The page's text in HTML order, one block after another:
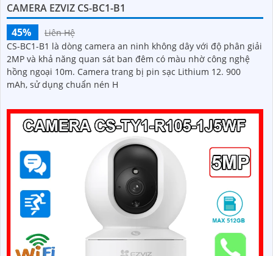
CAMERA EZVIZ CS-BC1-B1
45%
Liên Hệ
CS-BC1-B1 là dòng camera an ninh không dây với độ phân giải
2MP và khả năng quan sát ban đêm có màu nhờ công nghệ
hồng ngoại 10m. Camera trang bị pin sạc Lithium 12. 900
mAh, sử dụng chuẩn nén H